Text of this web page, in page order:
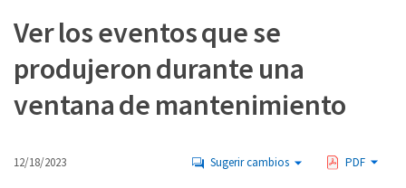
Ver los eventos que se
produjeron durante una
ventana de mantenimiento
12/18/2023 Sugerir cambios PDF